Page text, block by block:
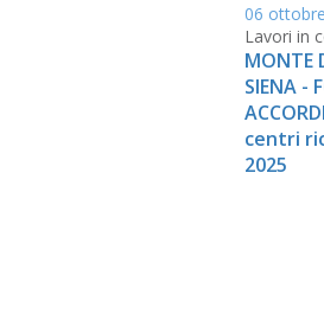
06
Lavori in
MONTE
SIENA -
centri
2025